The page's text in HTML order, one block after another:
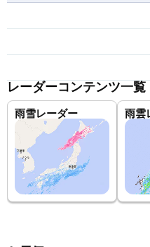
レーダーコンテンツ一覧
雨雪レーダー 雨雲